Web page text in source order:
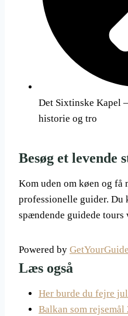
Det Sixtinske Kapel
historie og tro
Besøg et levende
Kom uden om køen og få
professionelle guider. Du
spændende guidede tours
Powered by GetYourGuide
Læs også
Her burde du fejre
Balkan som rejsemål